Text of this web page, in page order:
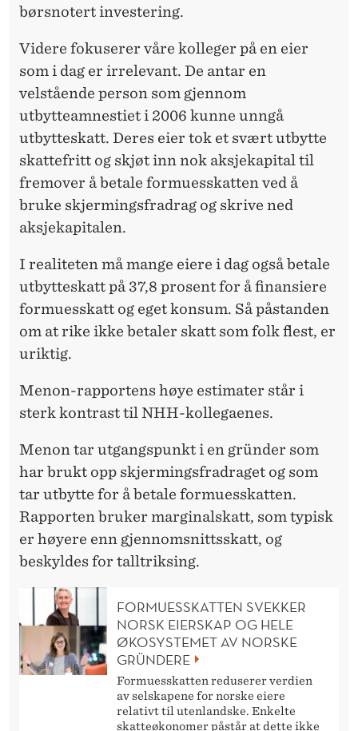
børsnotert investering.
Videre fokuserer våre kolleger på en eier
som i dag er irrelevant. De antar en
velstående person som gjennom
utbytteamnestiet i 2006 kunne unngå
utbytteskatt. Deres eier tok et svært utbytte
skattefritt og skjøt inn nok aksjekapital til
fremover å betale formuesskatten ved å
bruke skjermingsfradrag og skrive ned
aksjekapitalen.
I realiteten må mange eiere i dag også betale
utbytteskatt på 37,8 prosent for å finansiere
formuesskatt og eget konsum. Så påstanden
om at rike ikke betaler skatt som folk flest, er
uriktig.
Menon-rapportens høye estimater står i
sterk kontrast til NHH-kollegaenes.
Menon tar utgangspunkt i en gründer som
har brukt opp skjermingsfradraget og som
tar utbytte for å betale formuesskatten.
Rapporten bruker marginalskatt, som typisk
er høyere enn gjennomsnittsskatt, og
beskyldes for talltriksing.
FORMUESSKATTEN SVEKKER
NORSK EIERSKAP OG HELE
ØKOSYSTEMET AV NORSKE
GRÜNDERE
Formuesskatten reduserer verdien
av selskapene for norske eiere
relativt til utenlandske. Enkelte
skatteøkonomer påstår at dette ikke